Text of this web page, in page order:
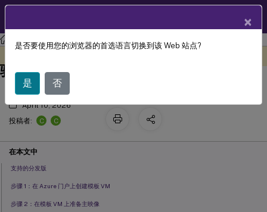
Linux 虚拟投递代理 Linux Virtual Delivery Agent 2305
使用 Azure Active Directory 进行身份
验证
April 10, 2026
投稿者:
C C
在本文中
支持的分发版
步骤 1：在 Azure 门户上创建模板 VM
步骤 2：在模板 VM 上准备主映像
×
是否要使用您的浏览器的首选语言切换到该 Web 站点?
是 否